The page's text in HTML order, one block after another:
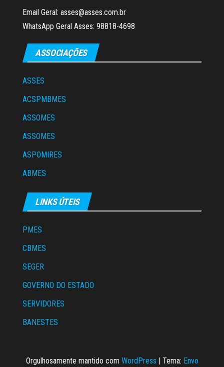
Email Geral: asses@asses.com.br
WhatsApp Geral Asses: 98818-4698
ASSOCIAÇÕES
ASSES
ACSPMBMES
ASSOMES
ASSOMES
ASPOMIRES
ABMES
LINKS ÚTEIS
PMES
CBMES
SEGER
GOVERNO DO ESTADO
SERVIDORES
BANESTES
Orgulhosamente mantido com WordPress Tema: Envo